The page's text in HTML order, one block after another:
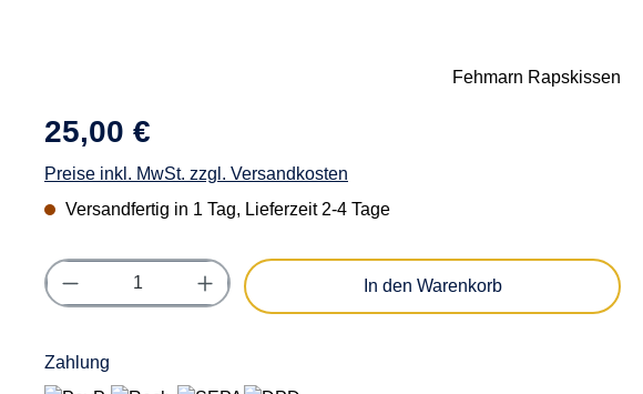
Fehmarn Rapskissen
25,00 €
Preise inkl. MwSt. zzgl. Versandkosten
Versandfertig in 1 Tag, Lieferzeit 2-4 Tage
Produkt Anzahl: Gib den gewünschten Wert ein
In den Warenkorb
Zahlung